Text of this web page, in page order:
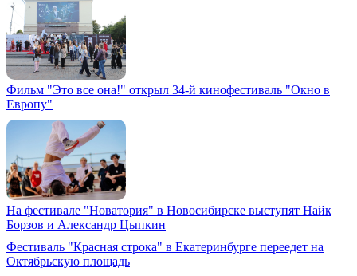
Фильм "Это все она!" открыл 34-й кинофестиваль "Окно в
Европу"
На фестивале "Новатория" в Новосибирске выступят Найк
Борзов и Александр Цыпкин
Фестиваль "Красная строка" в Екатеринбурге переедет на
Октябрьскую площадь